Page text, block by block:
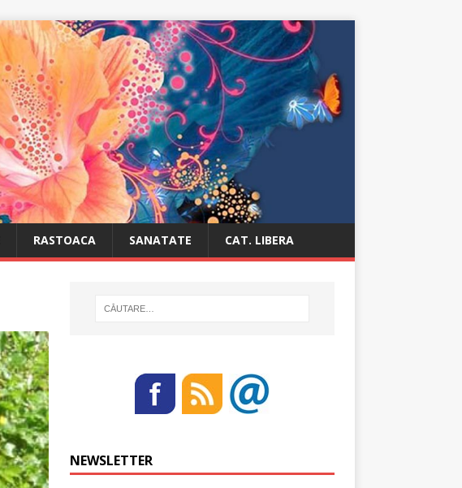
RASTOACA SANATATE CAT. LIBERA
NEWSLETTER